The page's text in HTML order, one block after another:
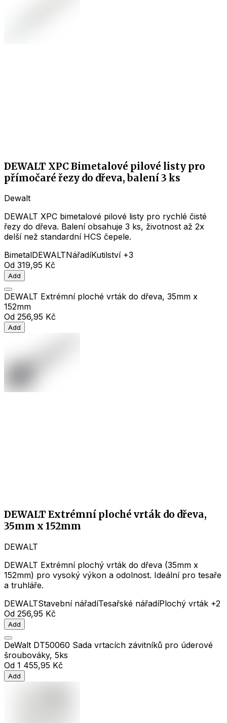
DEWALT XPC Bimetalové pilové listy pro
přímočaré řezy do dřeva, balení 3 ks
Dewalt
DEWALT XPC bimetalové pilové listy pro rychlé čisté
řezy do dřeva. Balení obsahuje 3 ks, životnost až 2x
delší než standardní HCS čepele.
BimetalDEWALTNářadíKutilství+3
Od 319,95 Kč
Add
DEWALT Extrémní ploché vrták do dřeva, 35mm x
152mm
Od 256,95 Kč
Add
DEWALT Extrémní ploché vrták do dřeva,
35mm x 152mm
DEWALT
DEWALT Extrémní plochý vrták do dřeva (35mm x
152mm) pro vysoký výkon a odolnost. Ideální pro tesaře
a truhláře.
DEWALTStavební nářadíTesařské nářadíPlochý vrták +2
Od 256,95 Kč
Add
DeWalt DT50060 Sada vrtacích závitníků pro úderové
šroubováky, 5ks
Od 1 455,95 Kč
Add